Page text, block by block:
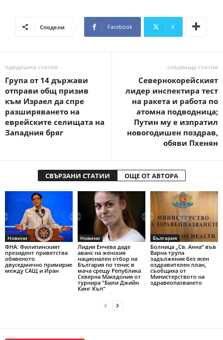
Сподели Facebook X
предишна статия
Група от 14 държави
отправи общ призив
към Израел да спре
разширяването на
еврейските селищата на
Западния бряг
следваща статия
Севернокорейският
лидер инспектира тест
на ракета и работа по
атомна подводница;
Путин му е изпратил
новогодишен поздрав,
обяви Пхенян
СВЪРЗАНИ СТАТИИ ОЩЕ ОТ АВТОРА
Новини
ФНА: Филипинският
президент приветства
обявеното
двуседмично примирие
между САЩ и Иран
Новини
Лидия Енчева даде
аванс на женския
национален отбор на
България по тенис в
мача срещу Република
Северна Македония от
турнира "Били Джийн
Кинг Къп"
България
Болница „Св. Анна“ във
Варна трупа
задължения без ясен
оздравителен план,
съобщиха от
Министерството на
здравеопазването